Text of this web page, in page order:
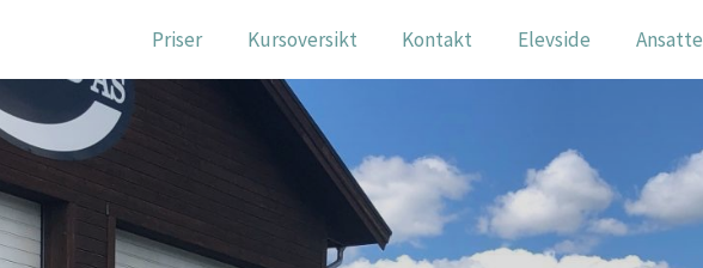
Priser Kursoversikt Kontakt Elevside Ansatte